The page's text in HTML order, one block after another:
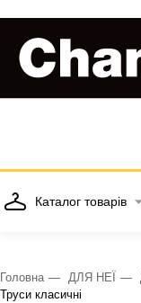
Каталог товарів
Головна ДЛЯ НЕЇ
Труси класичні